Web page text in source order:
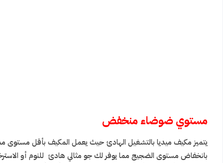
مستوي ضوضاء منخفض
يتميز مكيف ميديا بالتشغيل الهادئ حيث يعمل المكيف بأقل مستوى
بانخفاض مستوى الضجيج مما يوفر لك جو مثالي هادئ للنوم أو